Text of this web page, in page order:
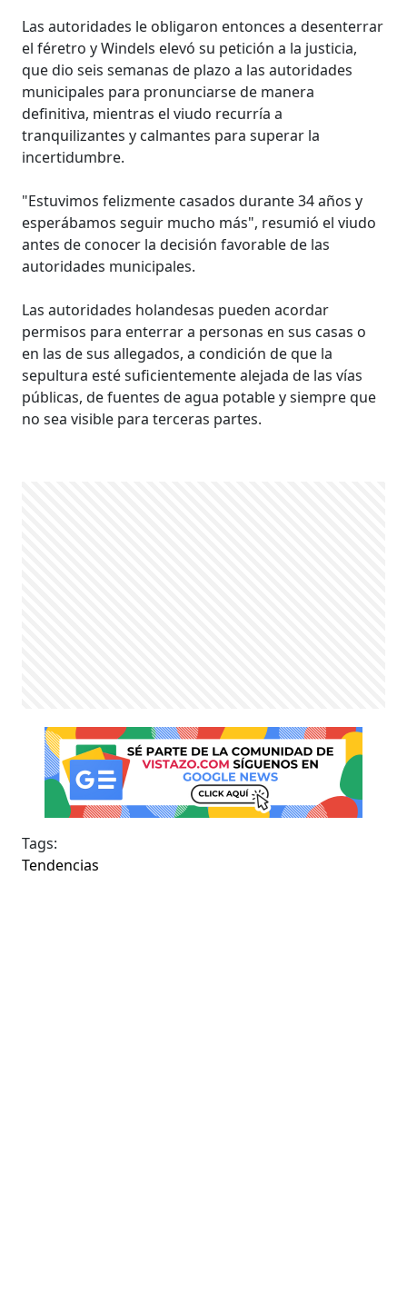
Las autoridades le obligaron entonces a desenterrar
el féretro y Windels elevó su petición a la justicia,
que dio seis semanas de plazo a las autoridades
municipales para pronunciarse de manera
definitiva, mientras el viudo recurría a
tranquilizantes y calmantes para superar la
incertidumbre.
"Estuvimos felizmente casados durante 34 años y
esperábamos seguir mucho más", resumió el viudo
antes de conocer la decisión favorable de las
autoridades municipales.
Las autoridades holandesas pueden acordar
permisos para enterrar a personas en sus casas o
en las de sus allegados, a condición de que la
sepultura esté suficientemente alejada de las vías
públicas, de fuentes de agua potable y siempre que
no sea visible para terceras partes.
Tags:
Tendencias